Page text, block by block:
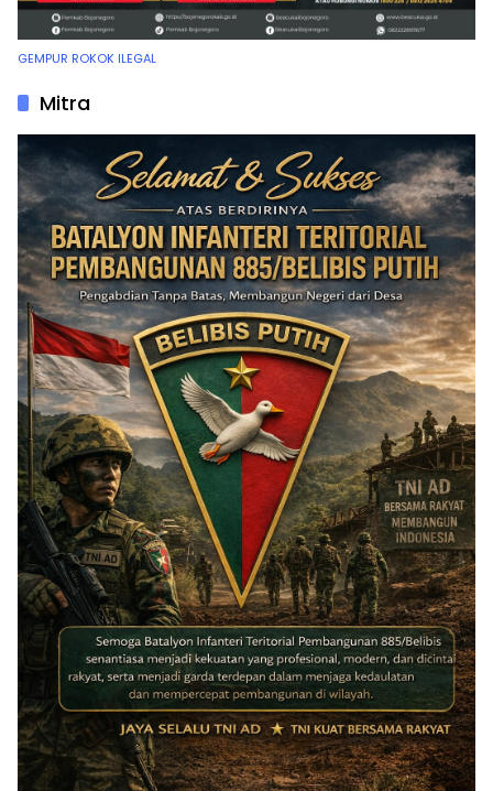
GEMPUR ROKOK ILEGAL
Mitra